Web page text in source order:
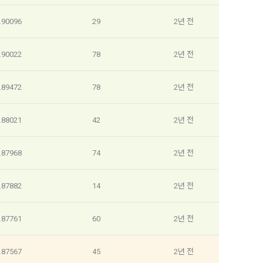
을 "회
등에관한
거래법, 전
의 공지
적용일자
자 전일까
금 결제, 물
접속빈도
29 2년 전
78 2년 전
78 2년 전
42 2년 전
74 2년 전
14 2년 전
60 2년 전
45 2년 전